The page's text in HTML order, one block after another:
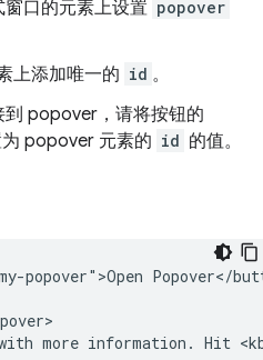
口的元素上设置 popover
上添加唯一的 id 。
popover，请将按钮的
popover 元素的 id 的值。
popover">Open Popover</
more information. Hit